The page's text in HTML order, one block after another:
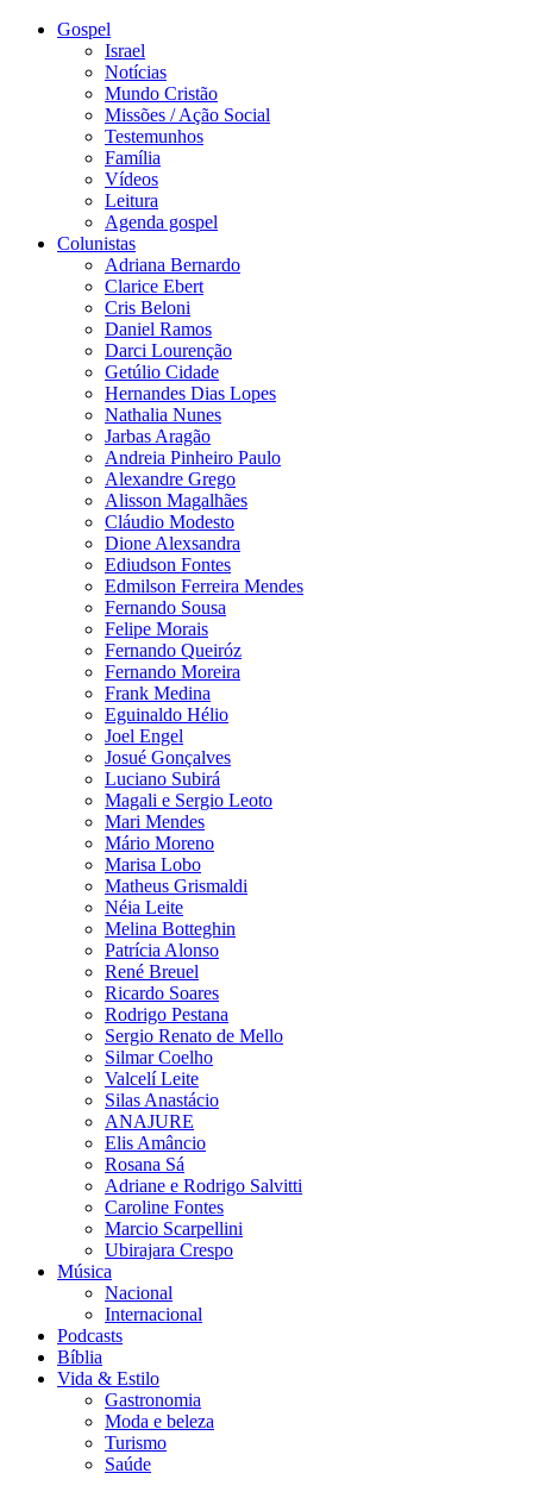
Gospel
Israel
Notícias
Mundo Cristão
Missões / Ação Social
Testemunhos
Família
Vídeos
Leitura
Agenda gospel
Colunistas
Adriana Bernardo
Clarice Ebert
Cris Beloni
Daniel Ramos
Darci Lourenção
Getúlio Cidade
Hernandes Dias Lopes
Nathalia Nunes
Jarbas Aragão
Andreia Pinheiro Paulo
Alexandre Grego
Alisson Magalhães
Cláudio Modesto
Dione Alexsandra
Ediudson Fontes
Edmilson Ferreira Mendes
Fernando Sousa
Felipe Morais
Fernando Queiróz
Fernando Moreira
Frank Medina
Eguinaldo Hélio
Joel Engel
Josué Gonçalves
Luciano Subirá
Magali e Sergio Leoto
Mari Mendes
Mário Moreno
Marisa Lobo
Matheus Grismaldi
Néia Leite
Melina Botteghin
Patrícia Alonso
René Breuel
Ricardo Soares
Rodrigo Pestana
Sergio Renato de Mello
Silmar Coelho
Valcelí Leite
Silas Anastácio
ANAJURE
Elis Amâncio
Rosana Sá
Adriane e Rodrigo Salvitti
Caroline Fontes
Marcio Scarpellini
Ubirajara Crespo
Música
Nacional
Internacional
Podcasts
Bíblia
Vida & Estilo
Gastronomia
Moda e beleza
Turismo
Saúde